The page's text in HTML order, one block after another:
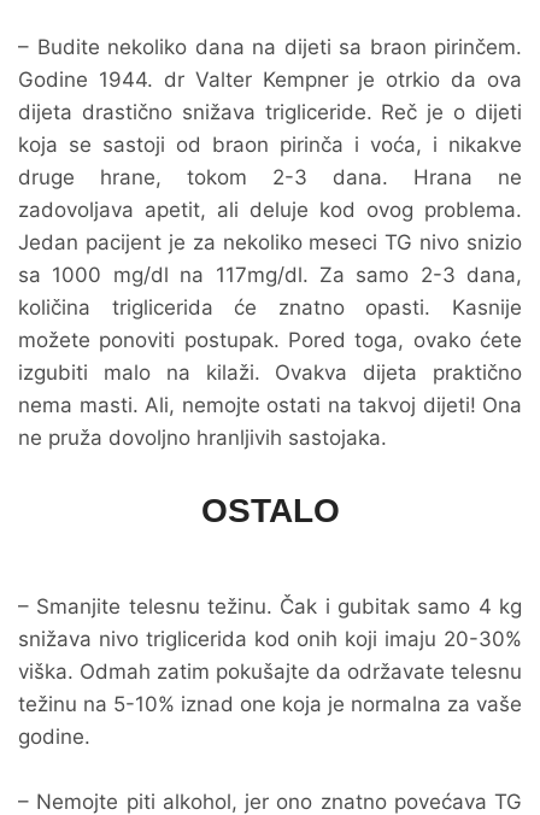
– Budite nekoliko dana na dijeti sa braon pirinčem.
Godine 1944. dr Valter Kempner je otrkio da ova
dijeta drastično snižava trigliceride. Reč je o dijeti
koja se sastoji od braon pirinča i voća, i nikakve
druge hrane, tokom 2-3 dana. Hrana ne
zadovoljava apetit, ali deluje kod ovog problema.
Jedan pacijent je za nekoliko meseci TG nivo snizio
sa 1000 mg/dl na 117mg/dl. Za samo 2-3 dana,
količina triglicerida će znatno opasti. Kasnije
možete ponoviti postupak. Pored toga, ovako ćete
izgubiti malo na kilaži. Ovakva dijeta praktično
nema masti. Ali, nemojte ostati na takvoj dijeti! Ona
ne pruža dovoljno hranljivih sastojaka.
OSTALO
– Smanjite telesnu težinu. Čak i gubitak samo 4 kg
snižava nivo triglicerida kod onih koji imaju 20-30%
viška. Odmah zatim pokušajte da održavate telesnu
težinu na 5-10% iznad one koja je normalna za vaše
godine.
– Nemojte piti alkohol, jer ono znatno povećava TG